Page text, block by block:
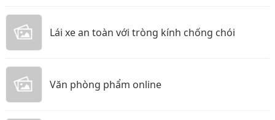
Lái xe an toàn với tròng kính chống chói
Văn phòng phẩm online